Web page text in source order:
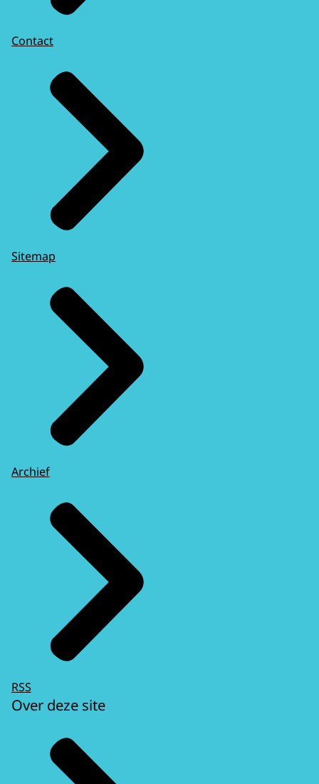
Contact
Sitemap
Archief
RSS
Over deze site